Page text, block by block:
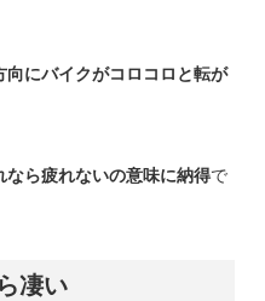
向にバイクがコロコロと転が
なら疲れないの意味に納得で
凄い